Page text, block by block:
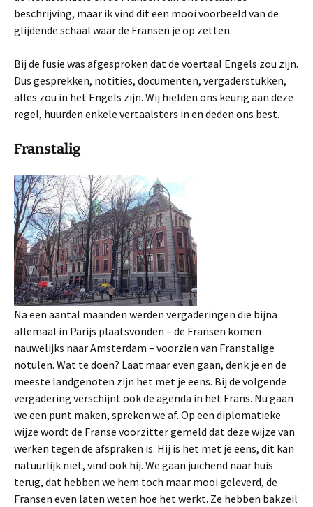
beschrijving, maar ik vind dit een mooi voorbeeld van de
glijdende schaal waar de Fransen je op zetten.
Bij de fusie was afgesproken dat de voertaal Engels zou zijn.
Dus gesprekken, notities, documenten, vergaderstukken,
alles zou in het Engels zijn. Wij hielden ons keurig aan deze
regel, huurden enkele vertaalsters in en deden ons best.
Franstalig
Na een aantal maanden werden vergaderingen die bijna
allemaal in Parijs plaatsvonden – de Fransen komen
nauwelijks naar Amsterdam – voorzien van Franstalige
notulen. Wat te doen? Laat maar even gaan, denk je en de
meeste landgenoten zijn het met je eens. Bij de volgende
vergadering verschijnt ook de agenda in het Frans. Nu gaan
we een punt maken, spreken we af. Op een diplomatieke
wijze wordt de Franse voorzitter gemeld dat deze wijze van
werken tegen de afspraken is. Hij is het met je eens, dit kan
natuurlijk niet, vind ook hij. We gaan juichend naar huis
terug, dat hebben we hem toch maar mooi geleverd, de
Fransen even laten weten hoe het werkt. Ze hebben bakzeil